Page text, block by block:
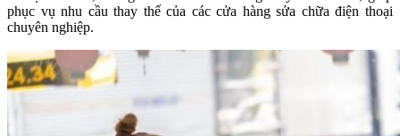
phục vụ nhu cầu thay thế của các cửa hàng sửa chữa điện thoại
chuyên nghiệp.